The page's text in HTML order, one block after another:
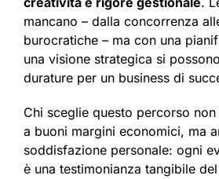
mancano – dalla concorrenza
burocratiche – ma con una
una visione strategica si
durature per un business di
Chi sceglie questo percorso
a buoni margini economici, ma
soddisfazione personale: ogni
è una testimonianza tangibile